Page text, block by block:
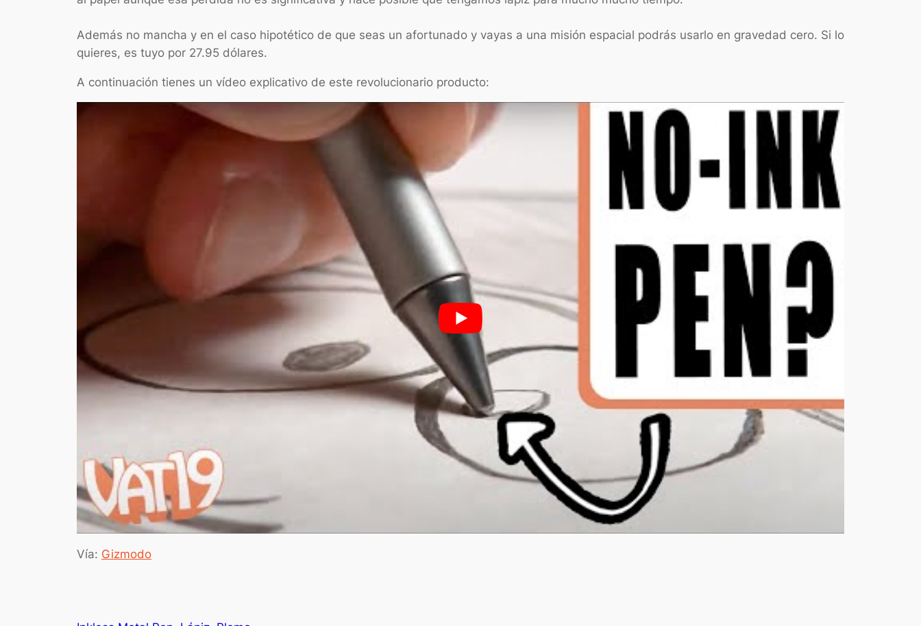
Además no mancha y en el caso hipotético de que seas un afortunado y vayas a una misión espacial podrás usarlo en gravedad cero. Si lo
quieres, es tuyo por 27.95 dólares.
A continuación tienes un vídeo explicativo de este revolucionario producto:
Vía: Gizmodo